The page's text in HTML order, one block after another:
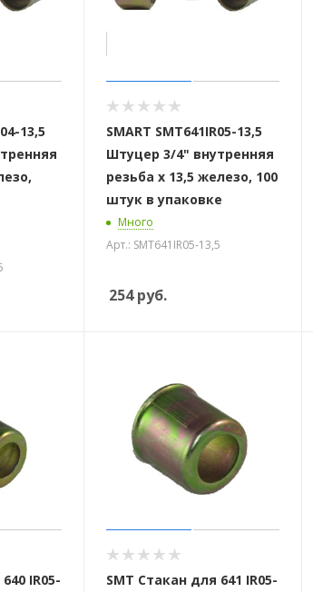
13,5
SMART SMT641IR05-13,5
Штуцер 3/4" внутренняя
резьба х 13,5 железо, 100
штук в упаковке
Много
Арт.: SMT641IR05-13,5
254руб.
IR05-
SMT Стакан для 641 IR05-
для поручня